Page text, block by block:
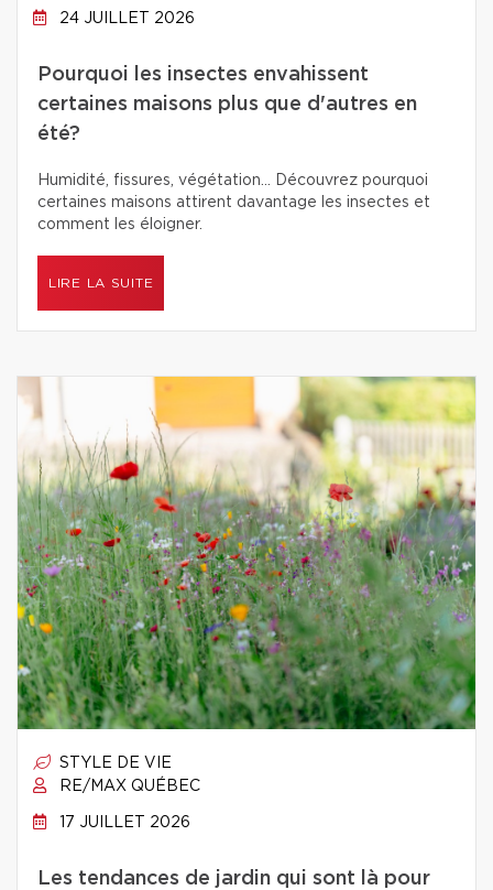
24 JUILLET 2026
Pourquoi les insectes envahissent
certaines maisons plus que d'autres en
été?
Humidité, fissures, végétation… Découvrez pourquoi
certaines maisons attirent davantage les insectes et
comment les éloigner.
LIRE LA SUITE
STYLE DE VIE
RE/MAX QUÉBEC
17 JUILLET 2026
Les tendances de jardin qui sont là pour